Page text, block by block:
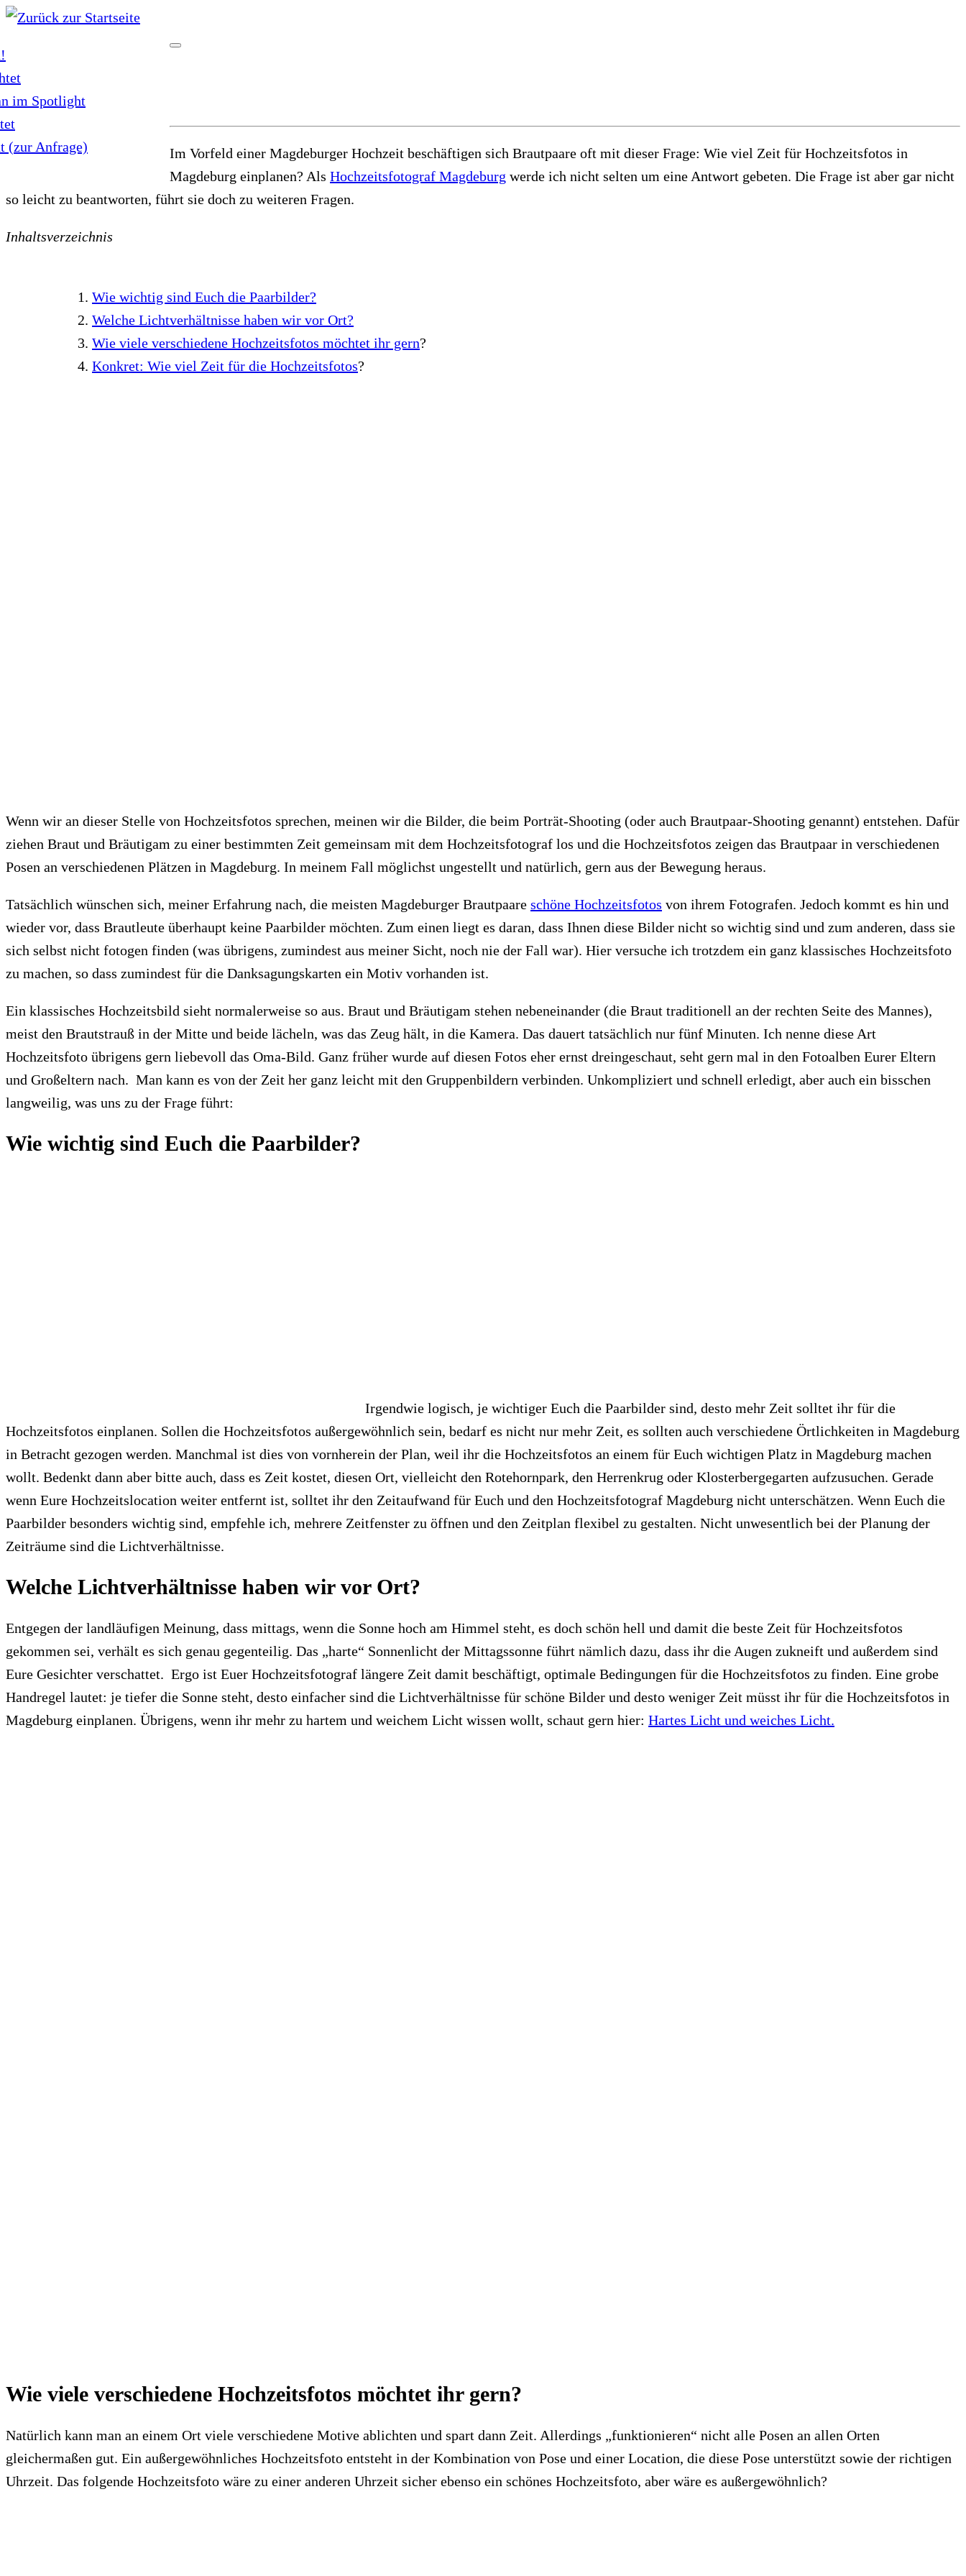
Zum
springen
im Spotlight
(zur Anfrage)
Im Vorfeld einer Magdeburger Hochzeit beschäftigen sich Brautpaare oft mit dieser Frage: Wie viel Zeit für Hochzeitsfotos in
Magdeburg einplanen? Als Hochzeitsfotograf Magdeburg werde ich nicht selten um eine Antwort gebeten. Die Frage ist aber gar nicht
so leicht zu beantworten, führt sie doch zu weiteren Fragen.
Inhaltsverzeichnis
Wie wichtig sind Euch die Paarbilder?
Welche Lichtverhältnisse haben wir vor Ort?
Wie viele verschiedene Hochzeitsfotos möchtet ihr gern?
Konkret: Wie viel Zeit für die Hochzeitsfotos?
Wenn wir an dieser Stelle von Hochzeitsfotos sprechen, meinen wir die Bilder, die beim Porträt-Shooting (oder auch Brautpaar-Shooting genannt) entstehen. Dafür
ziehen Braut und Bräutigam zu einer bestimmten Zeit gemeinsam mit dem Hochzeitsfotograf los und die Hochzeitsfotos zeigen das Brautpaar in verschiedenen
Posen an verschiedenen Plätzen in Magdeburg. In meinem Fall möglichst ungestellt und natürlich, gern aus der Bewegung heraus.
Tatsächlich wünschen sich, meiner Erfahrung nach, die meisten Magdeburger Brautpaare schöne Hochzeitsfotos von ihrem Fotografen. Jedoch kommt es hin und
wieder vor, dass Brautleute überhaupt keine Paarbilder möchten. Zum einen liegt es daran, dass Ihnen diese Bilder nicht so wichtig sind und zum anderen, dass sie
sich selbst nicht fotogen finden (was übrigens, zumindest aus meiner Sicht, noch nie der Fall war). Hier versuche ich trotzdem ein ganz klassisches Hochzeitsfoto
zu machen, so dass zumindest für die Danksagungskarten ein Motiv vorhanden ist.
Ein klassisches Hochzeitsbild sieht normalerweise so aus. Braut und Bräutigam stehen nebeneinander (die Braut traditionell an der rechten Seite des Mannes),
meist den Brautstrauß in der Mitte und beide lächeln, was das Zeug hält, in die Kamera. Das dauert tatsächlich nur fünf Minuten. Ich nenne diese Art
Hochzeitsfoto übrigens gern liebevoll das Oma-Bild. Ganz früher wurde auf diesen Fotos eher ernst dreingeschaut, seht gern mal in den Fotoalben Eurer Eltern
und Großeltern nach. Man kann es von der Zeit her ganz leicht mit den Gruppenbildern verbinden. Unkompliziert und schnell erledigt, aber auch ein bisschen
langweilig, was uns zu der Frage führt:
Wie wichtig sind Euch die Paarbilder?
Irgendwie logisch, je wichtiger Euch die Paarbilder sind, desto mehr Zeit solltet ihr für die
Hochzeitsfotos einplanen. Sollen die Hochzeitsfotos außergewöhnlich sein, bedarf es nicht nur mehr Zeit, es sollten auch verschiedene Örtlichkeiten in Magdeburg
in Betracht gezogen werden. Manchmal ist dies von vornherein der Plan, weil ihr die Hochzeitsfotos an einem für Euch wichtigen Platz in Magdeburg machen
wollt. Bedenkt dann aber bitte auch, dass es Zeit kostet, diesen Ort, vielleicht den Rotehornpark, den Herrenkrug oder Klosterbergegarten aufzusuchen. Gerade
wenn Eure Hochzeitslocation weiter entfernt ist, solltet ihr den Zeitaufwand für Euch und den Hochzeitsfotograf Magdeburg nicht unterschätzen. Wenn Euch die
Paarbilder besonders wichtig sind, empfehle ich, mehrere Zeitfenster zu öffnen und den Zeitplan flexibel zu gestalten. Nicht unwesentlich bei der Planung der
Zeiträume sind die Lichtverhältnisse.
Welche Lichtverhältnisse haben wir vor Ort?
Entgegen der landläufigen Meinung, dass mittags, wenn die Sonne hoch am Himmel steht, es doch schön hell und damit die beste Zeit für Hochzeitsfotos
gekommen sei, verhält es sich genau gegenteilig. Das „harte“ Sonnenlicht der Mittagssonne führt nämlich dazu, dass ihr die Augen zukneift und außerdem sind
Eure Gesichter verschattet. Ergo ist Euer Hochzeitsfotograf längere Zeit damit beschäftigt, optimale Bedingungen für die Hochzeitsfotos zu finden. Eine grobe
Handregel lautet: je tiefer die Sonne steht, desto einfacher sind die Lichtverhältnisse für schöne Bilder und desto weniger Zeit müsst ihr für die Hochzeitsfotos in
Magdeburg einplanen. Übrigens, wenn ihr mehr zu hartem und weichem Licht wissen wollt, schaut gern hier: Hartes Licht und weiches Licht.
Wie viele verschiedene Hochzeitsfotos möchtet ihr gern?
Natürlich kann man an einem Ort viele verschiedene Motive ablichten und spart dann Zeit. Allerdings „funktionieren“ nicht alle Posen an allen Orten
gleichermaßen gut. Ein außergewöhnliches Hochzeitsfoto entsteht in der Kombination von Pose und einer Location, die diese Pose unterstützt sowie der richtigen
Uhrzeit. Das folgende Hochzeitsfoto wäre zu einer anderen Uhrzeit sicher ebenso ein schönes Hochzeitsfoto, aber wäre es außergewöhnlich?